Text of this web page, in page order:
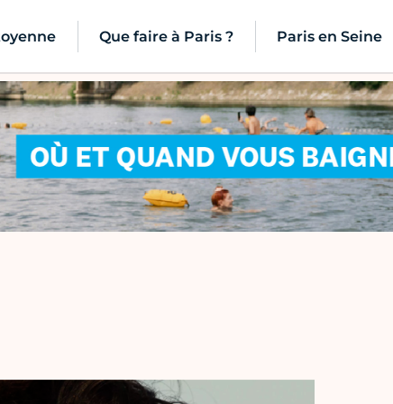
Que faire à Paris ? Paris en Seine